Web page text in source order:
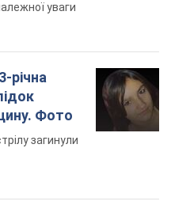
уваги
річна
Фото
загинули